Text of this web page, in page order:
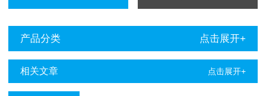
产品分类 点击展开+
相关文章 点击展开+